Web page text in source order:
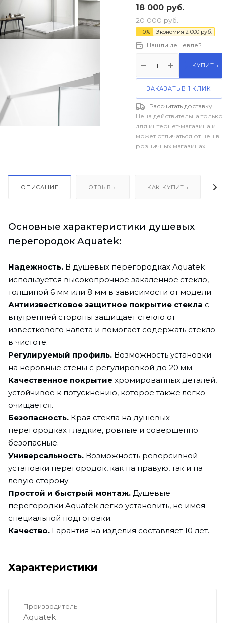
18 000 руб.
20 000руб.
-10% Экономия 2 000 руб.
Нашли дешевле?
КУПИТЬ
ЗАКАЗАТЬ В 1 КЛИК
Рассчитать доставку
Цена действительна только
для интернет-магазина и
может отличаться от цен в
розничных магазинах
ОПИСАНИЕ ОТЗЫВЫ КАК КУПИТЬ
Основные характеристики душевых
перегородок Aquatek:
Надежность. В душевых перегородках Aquatek
используется высокопрочное закаленное стекло,
толщиной 6 мм или 8 мм в зависимости от модели
Антиизвестковое защитное покрытие стекла с
внутренней стороны защищает стекло от
известкового налета и помогает содержать стекло
в чистоте.
Регулируемый профиль. Возможность установки
на неровные стены с регулировкой до 20 мм.
Качественное покрытие хромированных деталей,
устойчивое к потускнению, которое также легко
очищается.
Безопасность. Края стекла на душевых
перегородках гладкие, ровные и совершенно
безопасные.
Универсальность. Возможность реверсивной
установки перегородок, как на правую, так и на
левую сторону.
Простой и быстрый монтаж. Душевые
перегородки Aquatek легко установить, не имея
специальной подготовки.
Качество. Гарантия на изделия составляет 10 лет.
Характеристики
Производитель
Aquatek